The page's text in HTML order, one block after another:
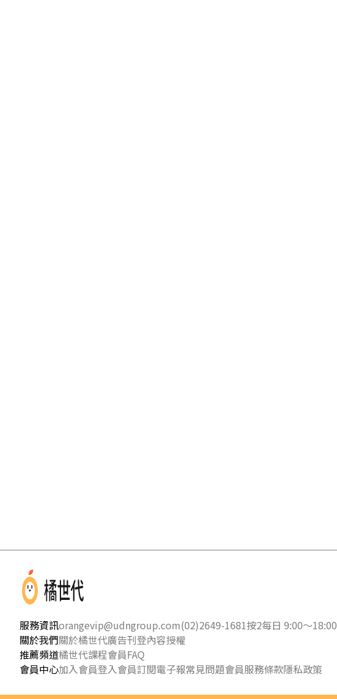
服務資訊orangevip@udngroup.com(02)2649-1681按2每日 9:00～18:00
關於我們關於橘世代廣告刊登內容授權
推薦頻道橘世代課程會員FAQ
會員中心加入會員登入會員訂閱電子報常見問題會員服務條款隱私政策